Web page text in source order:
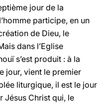
jour de la
participe, en un
de Dieu, le
dans l’Eglise
s’est produit : à la
jour, vient le premier
liturgique, il est le jour
Jésus Christ qui, le